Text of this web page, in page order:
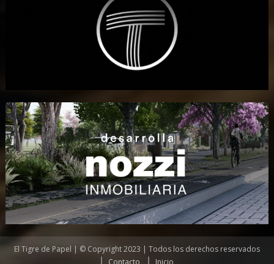
El Tigre de Papel | © Copyright 2023 | Todos los derechos reservados
Contacto
Inicio